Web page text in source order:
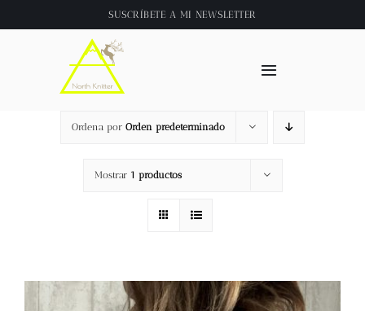
al
SUSCRÍBETE A MI NEWSLETTER
Toggle
Inicio
About
Tienda
Ordena por Orden predeterminado
Mostrar 1 productos